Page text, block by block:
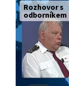
Rozhovor s
odborníkem